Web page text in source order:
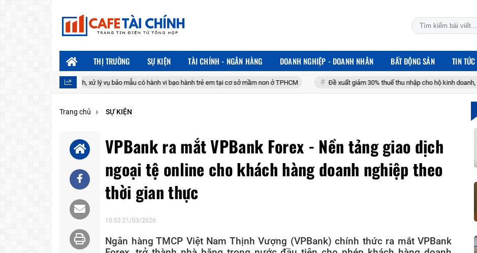
THỊ TRƯỜNG SỰ KIỆN TÀI CHÍNH - NGÂN HÀNG DOANH NGHIỆP - DOANH NHÂN BẤT ĐỘNG SẢN TIN
Xác minh, xử lý vụ bảo mẫu có hành vi bạo hành trẻ em tại cơ sở mầm non ở TPHCM Đề xuất giảm 30% thuế thu nhập cho hộ kinh doanh, doanh nghiệp có
Trang chủ SỰ KIỆN
VPBank ra mắt VPBank Forex - Nền tảng giao dịch
ngoại tệ online cho khách hàng doanh nghiệp theo
thời gian thực
10:52 21/03/2026
Ngân hàng TMCP Việt Nam Thịnh Vượng (VPBank) chính thức ra mắt VPBank